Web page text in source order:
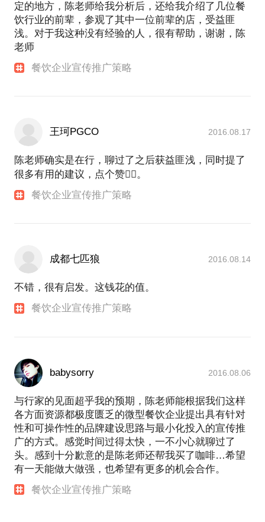
定的地方，陈老师给我分析后，还给我介绍了几位餐
饮行业的前辈，参观了其中一位前辈的店，受益匪
浅。对于我这种没有经验的人，很有帮助，谢谢，陈
老师
餐饮企业宣传推广策略
王珂PGCO 2016.08.17
陈老师确实是在行，聊过了之后获益匪浅，同时提了
很多有用的建议，点个赞👍🏻。
餐饮企业宣传推广策略
成都七匹狼 2016.08.14
不错，很有启发。这钱花的值。
餐饮企业宣传推广策略
babysorry 2016.08.06
与行家的见面超乎我的预期，陈老师能根据我们这样
各方面资源都极度匮乏的微型餐饮企业提出具有针对
性和可操作性的品牌建设思路与最小化投入的宣传推
广的方式。感觉时间过得太快，一不小心就聊过了
头。感到十分歉意的是陈老师还帮我买了咖啡…希望
有一天能做大做强，也希望有更多的机会合作。
餐饮企业宣传推广策略